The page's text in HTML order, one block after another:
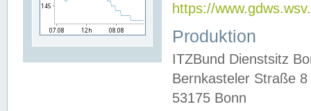
https://
Produktion
ITZBund Dienstsitz
Bernkasteler Straße 8
53175 Bonn